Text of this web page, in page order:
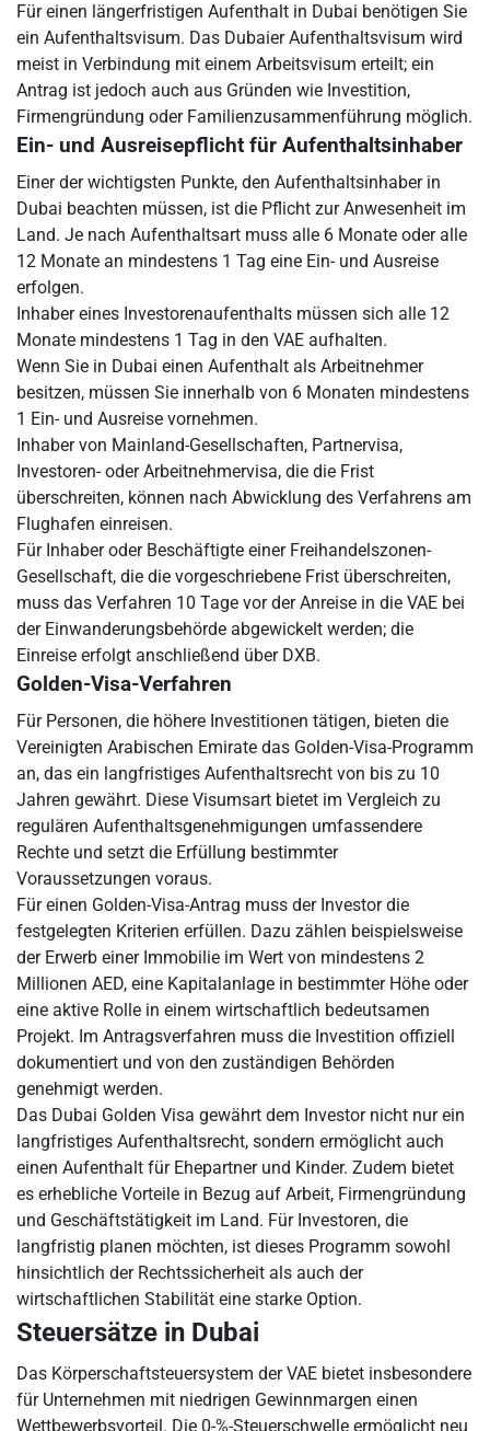
Für einen längerfristigen Aufenthalt in Dubai benötigen Sie
ein Aufenthaltsvisum. Das Dubaier Aufenthaltsvisum wird
meist in Verbindung mit einem Arbeitsvisum erteilt; ein
Antrag ist jedoch auch aus Gründen wie Investition,
Firmengründung oder Familienzusammenführung möglich.
Ein- und Ausreisepflicht für Aufenthaltsinhaber
Einer der wichtigsten Punkte, den Aufenthaltsinhaber in
Dubai beachten müssen, ist die Pflicht zur Anwesenheit im
Land. Je nach Aufenthaltsart muss alle 6 Monate oder alle
12 Monate an mindestens 1 Tag eine Ein- und Ausreise
erfolgen.
Inhaber eines Investorenaufenthalts müssen sich alle 12
Monate mindestens 1 Tag in den VAE aufhalten.
Wenn Sie in Dubai einen Aufenthalt als Arbeitnehmer
besitzen, müssen Sie innerhalb von 6 Monaten mindestens
1 Ein- und Ausreise vornehmen.
Inhaber von Mainland-Gesellschaften, Partnervisa,
Investoren- oder Arbeitnehmervisa, die die Frist
überschreiten, können nach Abwicklung des Verfahrens am
Flughafen einreisen.
Für Inhaber oder Beschäftigte einer Freihandelszonen-
Gesellschaft, die die vorgeschriebene Frist überschreiten,
muss das Verfahren 10 Tage vor der Anreise in die VAE bei
der Einwanderungsbehörde abgewickelt werden; die
Einreise erfolgt anschließend über DXB.
Golden-Visa-Verfahren
Für Personen, die höhere Investitionen tätigen, bieten die
Vereinigten Arabischen Emirate das Golden-Visa-Programm
an, das ein langfristiges Aufenthaltsrecht von bis zu 10
Jahren gewährt. Diese Visumsart bietet im Vergleich zu
regulären Aufenthaltsgenehmigungen umfassendere
Rechte und setzt die Erfüllung bestimmter
Voraussetzungen voraus.
Für einen Golden-Visa-Antrag muss der Investor die
festgelegten Kriterien erfüllen. Dazu zählen beispielsweise
der Erwerb einer Immobilie im Wert von mindestens 2
Millionen AED, eine Kapitalanlage in bestimmter Höhe oder
eine aktive Rolle in einem wirtschaftlich bedeutsamen
Projekt. Im Antragsverfahren muss die Investition offiziell
dokumentiert und von den zuständigen Behörden
genehmigt werden.
Das Dubai Golden Visa gewährt dem Investor nicht nur ein
langfristiges Aufenthaltsrecht, sondern ermöglicht auch
einen Aufenthalt für Ehepartner und Kinder. Zudem bietet
es erhebliche Vorteile in Bezug auf Arbeit, Firmengründung
und Geschäftstätigkeit im Land. Für Investoren, die
langfristig planen möchten, ist dieses Programm sowohl
hinsichtlich der Rechtssicherheit als auch der
wirtschaftlichen Stabilität eine starke Option.
Steuersätze in Dubai
Das Körperschaftsteuersystem der VAE bietet insbesondere
für Unternehmen mit niedrigen Gewinnmargen einen
Wettbewerbsvorteil. Die 0-%-Steuerschwelle ermöglicht neu